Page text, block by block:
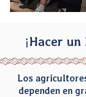
¡Hacer
Los
dependen en